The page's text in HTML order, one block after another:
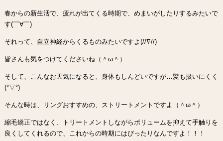
春からの新生活で、疲れが出てくる時期で、めまいがしたりするみたいで
す(￣∀￣)
それって、自立神経からくるものみたいですよ(//∇//)
皆さんも気をつけてくださいね（＾ω＾）
そして、こんなお天気になると、身体もしんどいですが…髪も扱いにくく
(°▽°)
そんな時は、リングおすすめの、ストリートメントですよ（＾ω＾）
縮毛矯正ではなく、トリートメントしながらボリュームを抑えて手触りを
良くしてくれるので、これからの時期にはぴったりなんですよ！！！